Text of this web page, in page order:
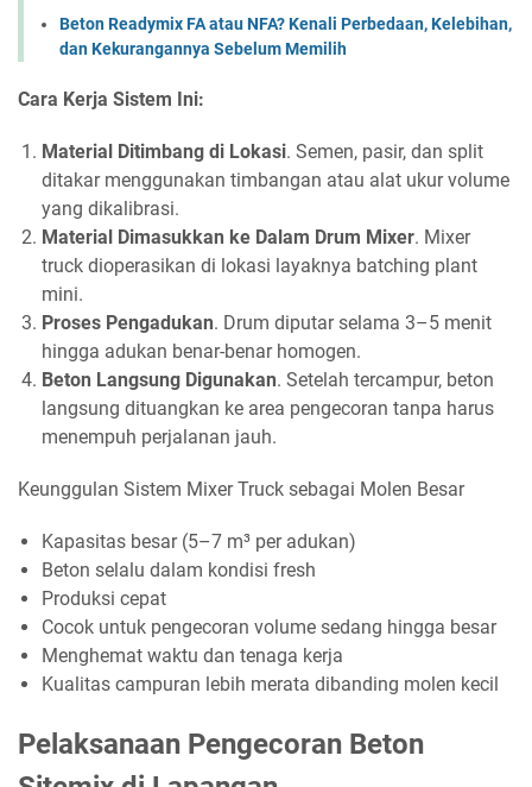
Beton Readymix FA atau NFA? Kenali Perbedaan, Kelebihan,
dan Kekurangannya Sebelum Memilih
Cara Kerja Sistem Ini:
Material Ditimbang di Lokasi. Semen, pasir, dan split
ditakar menggunakan timbangan atau alat ukur volume
yang dikalibrasi.
Material Dimasukkan ke Dalam Drum Mixer. Mixer
truck dioperasikan di lokasi layaknya batching plant
mini.
Proses Pengadukan. Drum diputar selama 3–5 menit
hingga adukan benar-benar homogen.
Beton Langsung Digunakan. Setelah tercampur, beton
langsung dituangkan ke area pengecoran tanpa harus
menempuh perjalanan jauh.
Keunggulan Sistem Mixer Truck sebagai Molen Besar
Kapasitas besar (5–7 m³ per adukan)
Beton selalu dalam kondisi fresh
Produksi cepat
Cocok untuk pengecoran volume sedang hingga besar
Menghemat waktu dan tenaga kerja
Kualitas campuran lebih merata dibanding molen kecil
Pelaksanaan Pengecoran Beton